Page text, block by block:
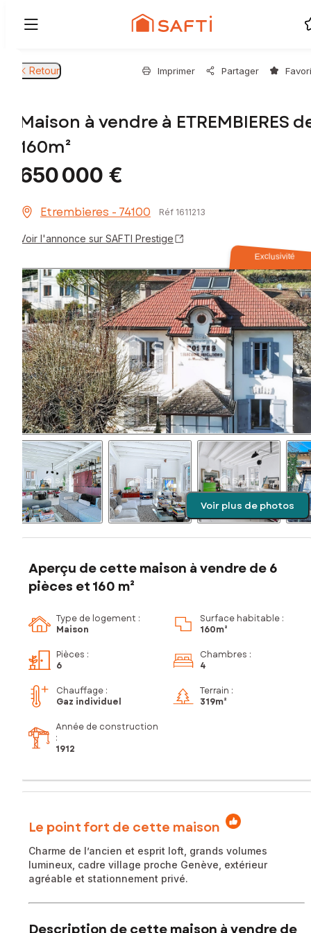
Retour Imprimer Partager
Maison à vendre à ETREMBIERES
160m²
650 000 €
Etrembieres - 74100 Réf 1611213
Voir l'annonce sur SAFTI Prestige
Exclusivité
Voir plus de photos
Aperçu de cette maison à vendre de 6
pièces et 160 m²
Type de logement :
Maison
Surface habitable :
160m²
Pièces :
6
Chambres :
4
Chauffage :
Gaz individuel
Terrain :
319m²
Année de construction
:
1912
Le point fort de cette maison
Charme de l’ancien et esprit loft, grands volumes
lumineux, cadre village proche Genève, extérieur
agréable et stationnement privé.